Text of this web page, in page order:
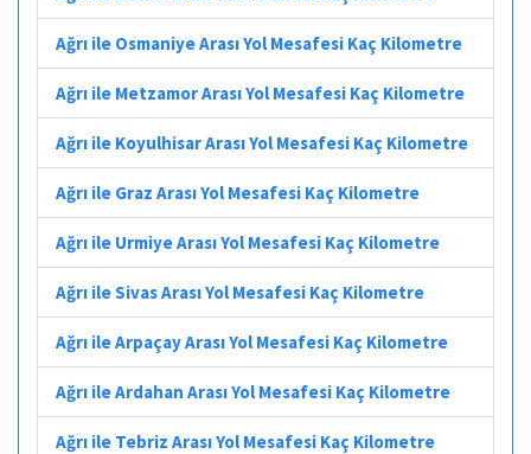
Ağrı ile Osmaniye Arası Yol Mesafesi Kaç Kilometre
Ağrı ile Metzamor Arası Yol Mesafesi Kaç Kilometre
Ağrı ile Koyulhisar Arası Yol Mesafesi Kaç Kilometre
Ağrı ile Graz Arası Yol Mesafesi Kaç Kilometre
Ağrı ile Urmiye Arası Yol Mesafesi Kaç Kilometre
Ağrı ile Sivas Arası Yol Mesafesi Kaç Kilometre
Ağrı ile Arpaçay Arası Yol Mesafesi Kaç Kilometre
Ağrı ile Ardahan Arası Yol Mesafesi Kaç Kilometre
Ağrı ile Tebriz Arası Yol Mesafesi Kaç Kilometre